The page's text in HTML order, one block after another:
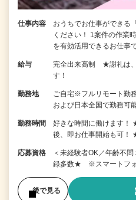
仕事内容
おうちでお仕事ができる
ください！ 1案件の作業
を有効活用できるお仕事
給与
完全出来高制 ★謝礼は、
す！
勤務地
ご自宅※フルリモート勤
および日本全国で勤務可
勤務時間
好きな時間に働けます
後、即お仕事開始も可！
応募資格
＜未経験者OK／年齢不
録多数★ ※スマートフォ
後で見る